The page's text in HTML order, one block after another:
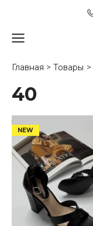
содержимому
Main
Главная Товары
40